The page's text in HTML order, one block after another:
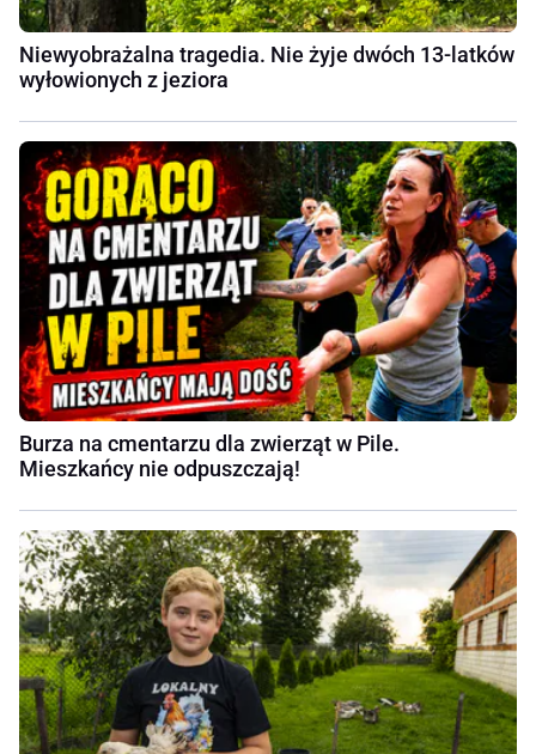
Niewyobrażalna tragedia. Nie żyje dwóch 13-latków
wyłowionych z jeziora
Burza na cmentarzu dla zwierząt w Pile.
Mieszkańcy nie odpuszczają!